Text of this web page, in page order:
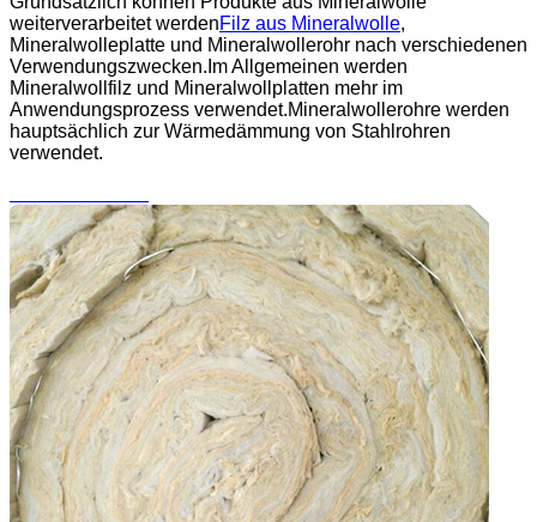
weiterverarbeitet werdenFilz aus Mineralwolle,
Mineralwolleplatte und Mineralwollerohr nach verschiedenen
Verwendungszwecken.Im Allgemeinen werden
Mineralwollfilz und Mineralwollplatten mehr im
Anwendungsprozess verwendet.Mineralwollerohre werden
hauptsächlich zur Wärmedämmung von Stahlrohren
verwendet.